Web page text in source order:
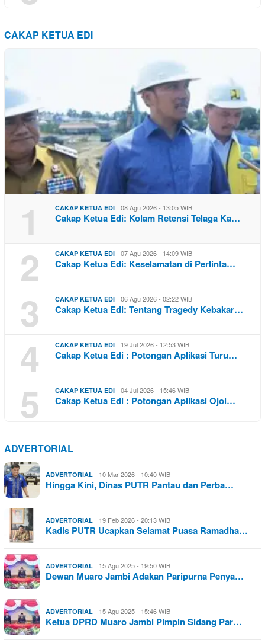
CAKAP KETUA EDI
1 CAKAP KETUA EDI 08 Agu 2026 - 13:05 WIB
Cakap Ketua Edi: Kolam Retensi Telaga Ka…
2 CAKAP KETUA EDI 07 Agu 2026 - 14:09 WIB
Cakap Ketua Edi: Keselamatan di Perlinta…
3 CAKAP KETUA EDI 06 Agu 2026 - 02:22 WIB
Cakap Ketua Edi: Tentang Tragedy Kebakar…
4 CAKAP KETUA EDI 19 Jul 2026 - 12:53 WIB
Cakap Ketua Edi : Potongan Aplikasi Turu…
5 CAKAP KETUA EDI 04 Jul 2026 - 15:46 WIB
Cakap Ketua Edi : Potongan Aplikasi Ojol…
ADVERTORIAL
ADVERTORIAL 10 Mar 2026 - 10:40 WIB
Hingga Kini, Dinas PUTR Pantau dan Perba…
ADVERTORIAL 19 Feb 2026 - 20:13 WIB
Kadis PUTR Ucapkan Selamat Puasa Ramadha…
ADVERTORIAL 15 Agu 2025 - 19:50 WIB
Dewan Muaro Jambi Adakan Paripurna Penya…
ADVERTORIAL 15 Agu 2025 - 15:46 WIB
Ketua DPRD Muaro Jambi Pimpin Sidang Par…